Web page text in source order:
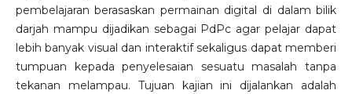
pembelajaran berasaskan permainan digital di dalam bilik
darjah mampu dijadikan sebagai PdPc agar pelajar dapat
lebih banyak visual dan interaktif sekaligus dapat memberi
tumpuan kepada penyelesaian sesuatu masalah tanpa
tekanan melampau. Tujuan kajian ini dijalankan adalah